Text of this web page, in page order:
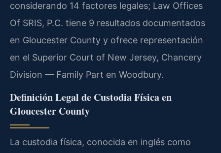
considerando 14 factores legales; Law Offices
Of SRIS, P.C. tiene 9 resultados documentados
en Gloucester County y ofrece representación
en el Superior Court of New Jersey, Chancery
Division — Family Part en Woodbury.
Definición Legal de Custodia Física en
Gloucester County
La custodia física, conocida en inglés como